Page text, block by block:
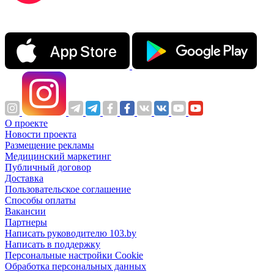
О проекте
Новости проекта
Размещение рекламы
Медицинский маркетинг
Публичный договор
Доставка
Пользовательское соглашение
Способы оплаты
Вакансии
Партнеры
Написать руководителю 103.by
Написать в поддержку
Персональные настройки Cookie
Обработка персональных данных